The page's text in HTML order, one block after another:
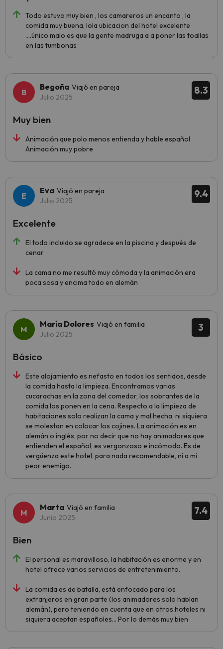
Todo estuvo muy bien , los camareros un encanto , la
comida muy buena, lola ubicacion del hotel excelente
....único malo es que la gente madruga a a poner las toallas
en las tumbonas
8.3
Begoña Viajó en pareja
Julio 2025
Animación que polo menos entienda y hable español
Animación muy pobre
Muy bien
9.4
Eva Viajó en pareja
Julio 2025
El todo incluido se agradece en la piscina y después de
cenar
La cama no me resultó muy cómoda y la animación era
poca sosa y encima todo en alemán
Excelente
3
María Dolores Viajó en familia
Julio 2025
Este alojamiento es nefasto en todos los sentidos, desde
la comida hasta la limpieza. Encontramos varias
cucarachas en la zona del comedor, los sobrantes de la
comida los ponen en la cena. Respecto a la limpieza de
habitaciones solo realizan la cama y mal hecha, ni siquiera
se molestan en colocar los cojines. La animación es en
alemán o inglés, por no decir que no hay animadores que
entienden el español, es vergonzoso e incómodo. Es de
vergüenza este hotel, para nada recomendable, ni a mi
peor enemigo.
Básico
7.4
Marta Viajó en familia
Junio 2025
El personal es maravilloso, la habitación es enorme y en
hotel ofrece varios servicios de entretenimiento.
La comida es de batalla, está enfocado para los
extranjeros en gran parte (los animadores solo hablan
alemán), pero teniendo en cuenta que en otros hoteles ni
siquiera aceptan españoles... Por lo demás muy bien
Bien